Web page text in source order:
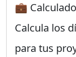
💼
Calcula los
para tus